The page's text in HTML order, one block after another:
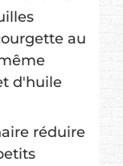
au
d'huile
réduire